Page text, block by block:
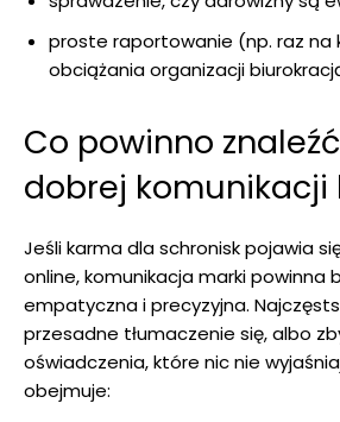
proste raportowanie (np. raz na
obciążania organizacji
Co powinno
dobrej komunikacji
Jeśli karma dla schronisk pojawia
online, komunikacja marki powinna
empatyczna i precyzyjna.
przesadne tłumaczenie się, albo
oświadczenia, które nic nie
obejmuje: